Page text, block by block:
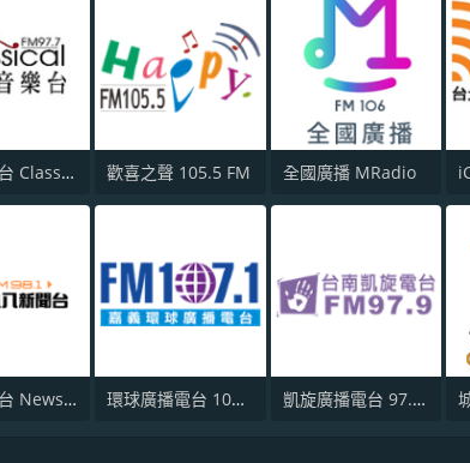
古典音樂台 Classical FM 97.7 歡喜之聲 105.5 FM 全國廣播 MRadio
九八新聞台 News98 FM 98.1 環球廣播電台 107.1 FM 凱旋廣播電台 97.9 FM